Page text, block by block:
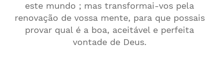
este mundo ; mas transformai-vos pela
renovação de vossa mente, para que possais
provar qual é a boa, aceitável e perfeita
vontade de Deus.